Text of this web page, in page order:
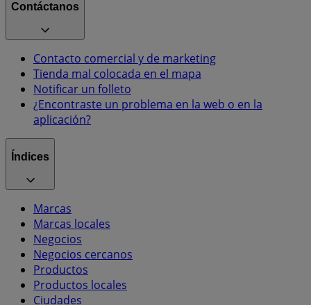
Contáctanos
Contacto comercial y de marketing
Tienda mal colocada en el mapa
Notificar un folleto
¿Encontraste un problema en la web o en la
aplicación?
Índices
Marcas
Marcas locales
Negocios
Negocios cercanos
Productos
Productos locales
Ciudades